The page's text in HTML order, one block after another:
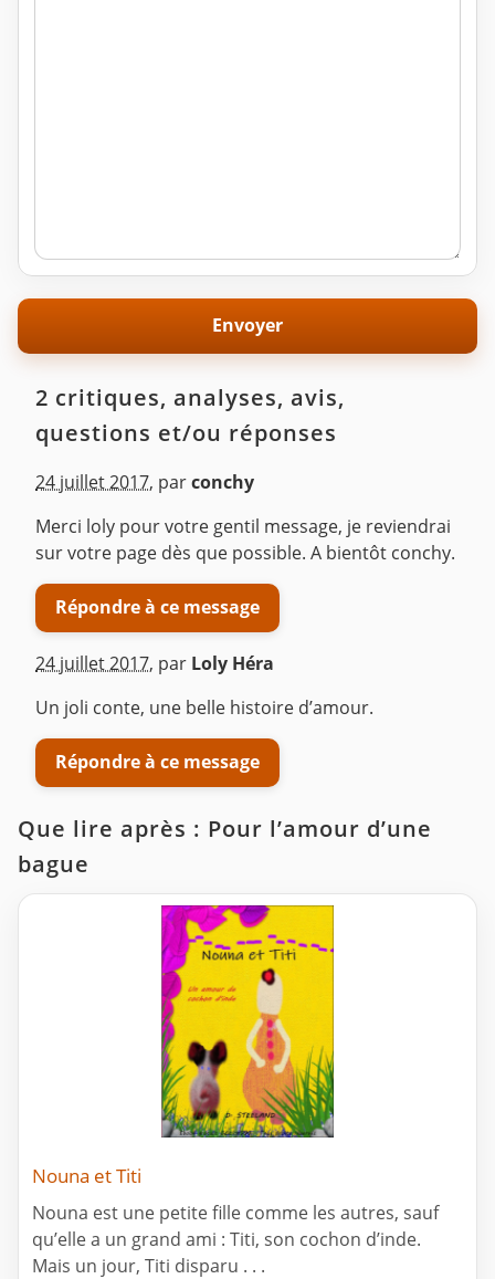
2 critiques, analyses, avis,
questions et/ou réponses
24 juillet 2017, parconchy
Merci loly pour votre gentil message, je reviendrai
sur votre page dès que possible. A bientôt conchy.
Répondre à ce message
24 juillet 2017, par Loly Héra
Un joli conte, une belle histoire d’amour.
Répondre à ce message
Que lire après : Pour l’amour d’une
bague
Nouna et Titi
Nouna est une petite fille comme les autres, sauf
qu’elle a un grand ami : Titi, son cochon d’inde.
Mais un jour, Titi disparu . . .